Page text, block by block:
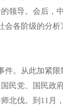
领导。会后，
各阶级的分析
从此加紧限
民党、国民政
伐。到11月，